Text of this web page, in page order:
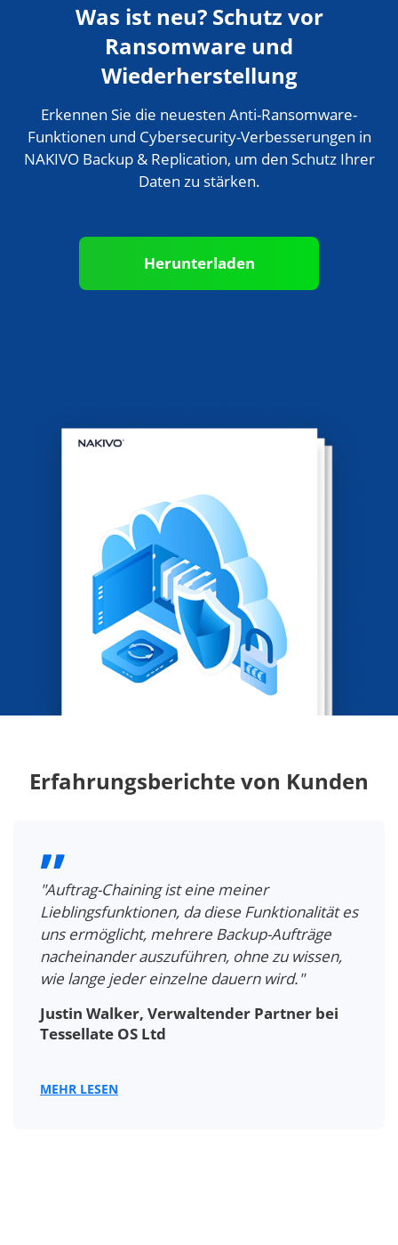
Was ist neu? Schutz vor
Ransomware und
Wiederherstellung
Erkennen Sie die neuesten Anti-Ransomware-
Funktionen und Cybersecurity-Verbesserungen in
NAKIVO Backup & Replication, um den Schutz Ihrer
Daten zu stärken.
Herunterladen
Erfahrungsberichte von Kunden
"Auftrag-Chaining ist eine meiner
Lieblingsfunktionen, da diese Funktionalität es
uns ermöglicht, mehrere Backup-Aufträge
nacheinander auszuführen, ohne zu wissen,
wie lange jeder einzelne dauern wird."
Justin Walker, Verwaltender Partner bei
Tessellate OS Ltd
MEHR LESEN